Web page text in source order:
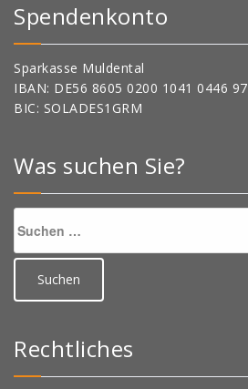
Spendenkonto
Sparkasse Muldental
IBAN: DE56 8605 0200 1041 0446 97
BIC: SOLADES1GRM
Was suchen Sie?
nach:
Rechtliches